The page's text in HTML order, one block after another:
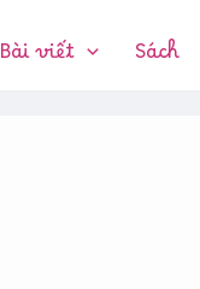
Bài viết Sách